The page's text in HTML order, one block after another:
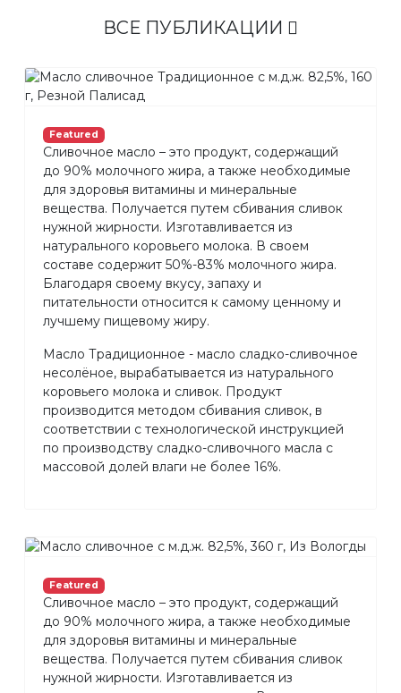
ВСЕ ПУБЛИКАЦИИ
Featured
Сливочное масло – это продукт, содержащий
до 90% молочного жира, а также необходимые
для здоровья витамины и минеральные
вещества. Получается путем сбивания сливок
нужной жирности. Изготавливается из
натурального коровьего молока. В своем
составе содержит 50%-83% молочного жира.
Благодаря своему вкусу, запаху и
питательности относится к самому ценному и
лучшему пищевому жиру.
Масло Традиционное - масло сладко-сливочное
несолёное, вырабатывается из натурального
коровьего молока и сливок. Продукт
производится методом сбивания сливок, в
соответствии с технологической инструкцией
по производству сладко-сливочного масла с
массовой долей влаги не более 16%.
Featured
Сливочное масло – это продукт, содержащий
до 90% молочного жира, а также необходимые
для здоровья витамины и минеральные
вещества. Получается путем сбивания сливок
нужной жирности. Изготавливается из